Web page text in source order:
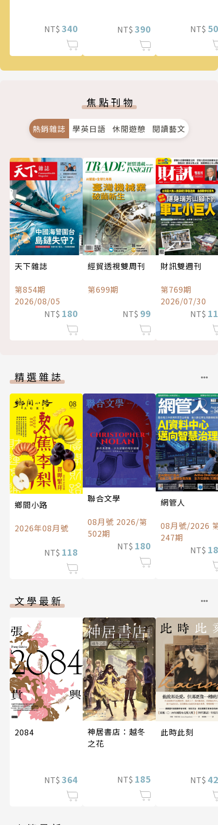
的情慾與驚悚！
NT$ 340 NT$ 390 NT$
焦點刊物
熱銷雜誌 學英日語 休閒遊憩 閱讀藝文
天下雜誌
第854期
2026/08/05
NT$ 180
經貿透視雙周刊
第699期
NT$ 99
財訊雙週刊
第769期
2026/07/30
NT$
精選雜誌
鄉間小路
2026年08月號
NT$ 118
聯合文學
08月號 2026/第
502期
NT$ 180
網管人
08月號/2026
247期
NT$
文學最新
2084
NT$ 364
神居書店：越冬
之花
NT$ 185
此時此刻
NT$